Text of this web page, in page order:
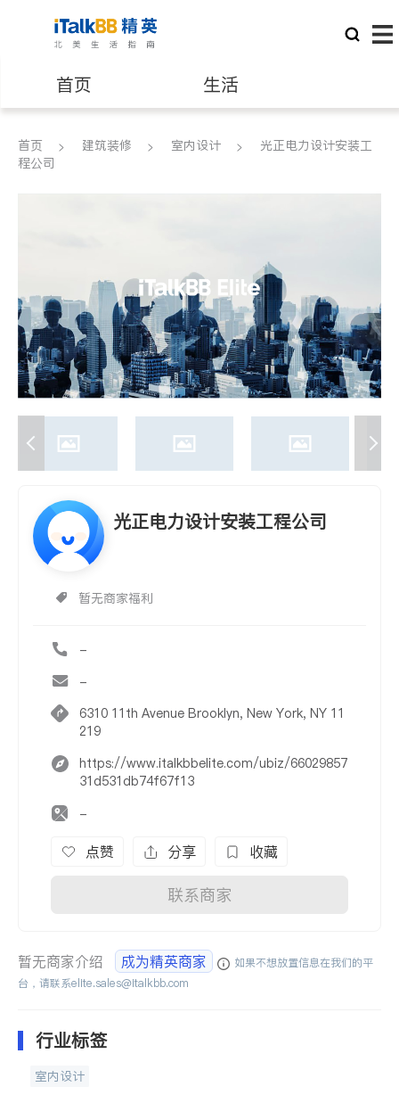
首页 生活
医生 律师
养老 非盈利组织
首页 建筑装修 室内设计
光正电力设计安装工
程公司
光正电力设计安装工程公司
暂无商家福利
-
-
6310 11th Avenue Brooklyn, New York, NY 11
219
https://www.italkbbelite.com/ubiz/66029857
31d531db74f67f13
-
点赞 分享 收藏
联系商家
暂无商家介绍 成为精英商家
如果不想放置信息在我们的平
台，请联系elite.sales@italkbb.com
行业标签
室内设计